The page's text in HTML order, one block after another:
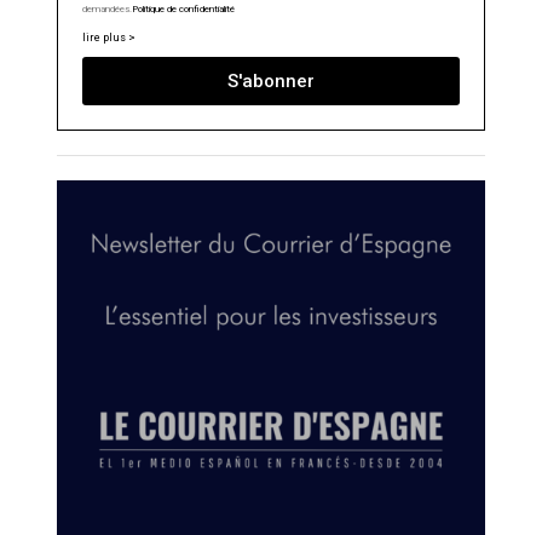
demandées.Politique de confidentialité
lire plus >
S'abonner